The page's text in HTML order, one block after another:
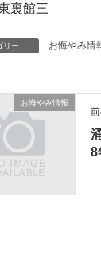
裏館三
リー お悔やみ情
お悔やみ情報
8